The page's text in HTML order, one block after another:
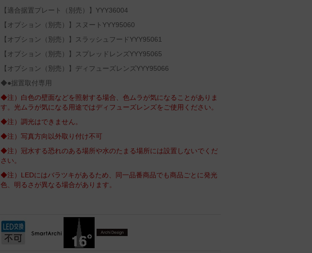
【適合据置プレート（別売）】YYY36004
【オプション（別売）】スヌートYYY95060
【オプション（別売）】スラッシュフードYYY95061
【オプション（別売）】スプレッドレンズYYY95065
【オプション（別売）】ディフューズレンズYYY95066
◆●据置取付専用
◆注）白色の壁面などを照射する場合、色ムラが気になることがありま
す。光ムラが気になる用途ではディフューズレンズをご使用ください。
◆注）調光はできません。
◆注）写真方向以外取り付け不可
◆注）冠水する恐れのある場所や水のたまる場所には設置しないでくだ
さい。
◆注）LEDにはバラツキがあるため、同一品番商品でも商品ごとに発光
色、明るさが異なる場合があります。